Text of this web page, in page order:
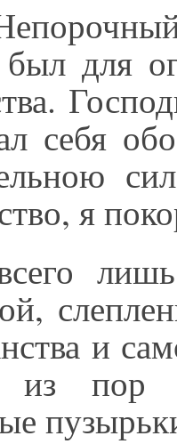
для
себя
я
и
пор